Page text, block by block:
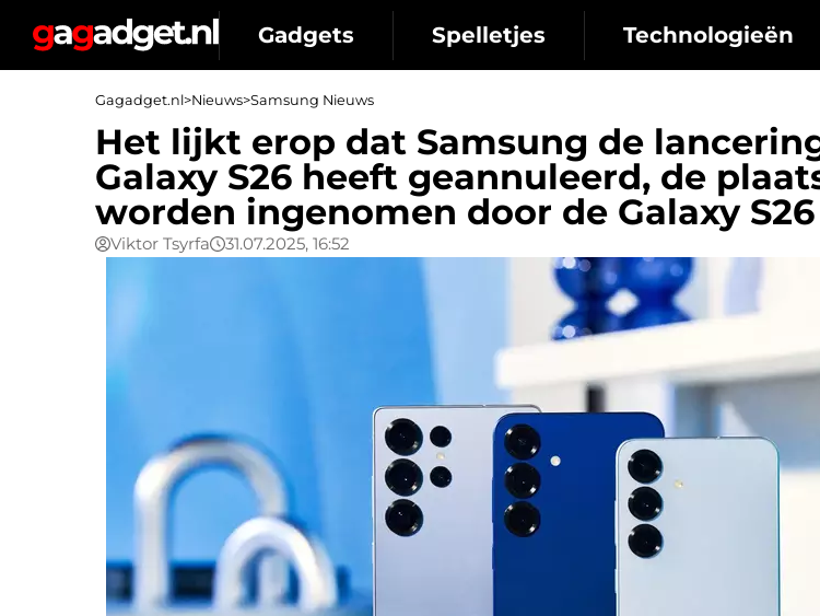
Gadgets Spelletjes Technologieën
Gagadget.nl>Nieuws>Samsung Nieuws
Het lijkt erop dat Samsung de
Galaxy S26 heeft geannuleerd, de
worden ingenomen door de Galaxy
Viktor Tsyrfa 31.07.2025, 16:52